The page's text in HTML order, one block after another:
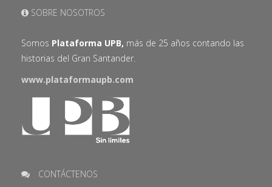
SOBRE NOSOTROS
Somos Plataforma UPB, más de 25 años contando las
historias del Gran Santander.
www.plataformaupb.com
CONTÁCTENOS